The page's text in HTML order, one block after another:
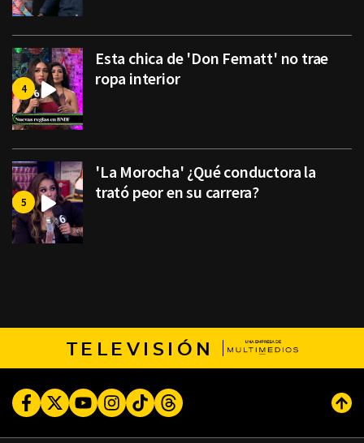
Esta chica de 'Don Fematt' no trae
ropa interior
'La Morocha' ¿Qué conductora la
trató peor en su carrera?
TELEVISIÓN
FacebookTwitterYoutubeInstagram
TikTokThreads